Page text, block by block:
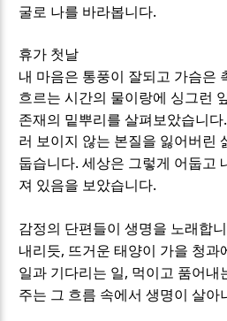
굴로 나를 바라봅니다.
휴가 첫날
내 마음은 통풍이 잘되고 가슴은
흐르는 시간의 물이랑에 싱그런
존재의 밑뿌리를 살펴보았습니다.
러 보이지 않는 본질을 잃어버린
둡습니다.세상은 그렇게 어둡고
져 있음을 보았습니다.
감정의 단편들이 생명을 노래합
내리듯, 뜨거운 태양이 가을 청과
일과 기다리는 일, 먹이고 품어내
주는 그 흐름 속에서 생명이 살아